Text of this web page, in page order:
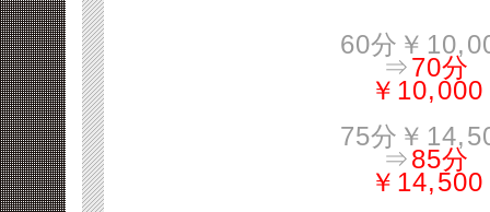
60分￥
⇒70分
￥10,000
75分￥
⇒85分
￥14,500